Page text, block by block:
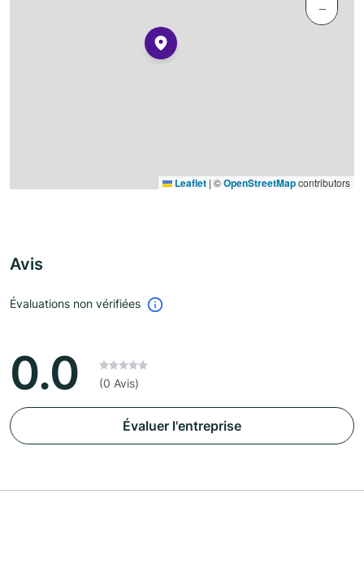
−
Leaflet | ©OpenStreetMapcontributors
Avis
Évaluations non vérifiées
0.0 (0 Avis)
Évaluer l'entreprise